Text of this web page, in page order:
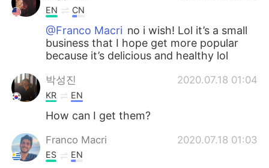
EN CN
@Franco Macri no i wish! Lol it’s a small
business that I hope get more popular
because it’s delicious and healthy lol
박성진 2020.07.18 01:04
KR EN
How can I get them?
Franco Macri 2020.07.18 01:03
ES EN